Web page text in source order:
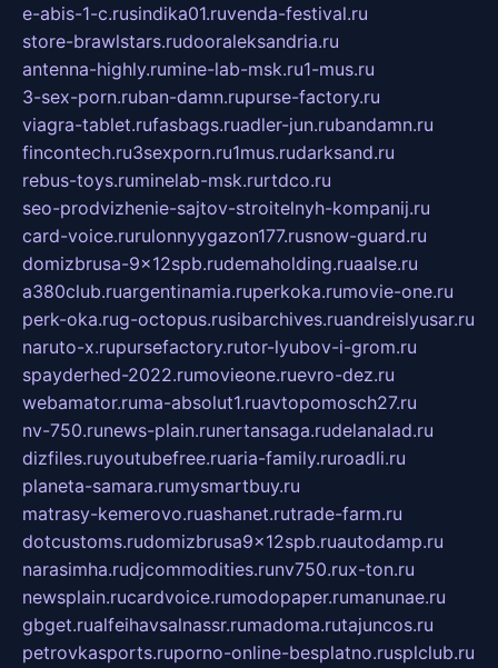
e-abis-1-c.rusindika01.ruvenda-festival.ru
store-brawlstars.rudooraleksandria.ru
antenna-highly.rumine-lab-msk.ru1-mus.ru
3-sex-porn.ruban-damn.rupurse-factory.ru
viagra-tablet.rufasbags.ruadler-jun.rubandamn.ru
fincontech.ru3sexporn.ru1mus.rudarksand.ru
rebus-toys.ruminelab-msk.rurtdco.ru
seo-prodvizhenie-sajtov-stroitelnyh-kompanij.ru
card-voice.rurulonnyygazon177.rusnow-guard.ru
domizbrusa-9x12spb.rudemaholding.ruaalse.ru
a380club.ruargentinamia.ruperkoka.rumovie-one.ru
perk-oka.rug-octopus.rusibarchives.ruandreislyusar.ru
naruto-x.rupursefactory.rutor-lyubov-i-grom.ru
spayderhed-2022.rumovieone.ruevro-dez.ru
webamator.ruma-absolut1.ruavtopomosch27.ru
nv-750.runews-plain.runertansaga.rudelanalad.ru
dizfiles.ruyoutubefree.ruaria-family.ruroadli.ru
planeta-samara.rumysmartbuy.ru
matrasy-kemerovo.ruashanet.rutrade-farm.ru
dotcustoms.rudomizbrusa9x12spb.ruautodamp.ru
narasimha.rudjcommodities.runv750.rux-ton.ru
newsplain.rucardvoice.rumodopaper.rumanunae.ru
gbget.rualfeihavsalnassr.rumadoma.rutajuncos.ru
petrovkasports.ruporno-online-besplatno.rusplclub.ru